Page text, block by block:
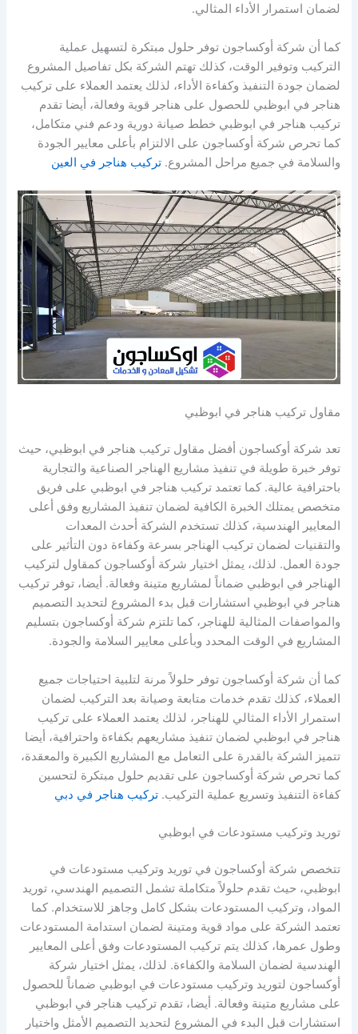
لضمان استمرار الأداء المثالي.
كما أن شركة أوكساجون توفر حلول مبتكرة لتسهيل عملية
التركيب وتوفير الوقت، كذلك تهتم الشركة بكل تفاصيل المشروع
لضمان جودة التنفيذ وكفاءة الأداء، لذلك يعتمد العملاء على تركيب
هناجر في ابوظبي للحصول على هناجر قوية وفعالة، أيضا تقدم
تركيب هناجر في ابوظبي خطط صيانة دورية ودعم فني متكامل،
كما تحرص شركة أوكساجون على الالتزام بأعلى معايير الجودة
والسلامة في جميع مراحل المشروع.تركيب هناجر في العين
مقاول تركيب هناجر في ابوظبي
تعد شركة أوكساجون أفضل مقاول تركيب هناجر في ابوظبي، حيث
توفر خبرة طويلة في تنفيذ مشاريع الهناجر الصناعية والتجارية
باحترافية عالية. كما تعتمد تركيب هناجر في ابوظبي على فريق
متخصص يمتلك الخبرة الكافية لضمان تنفيذ المشاريع وفق أعلى
المعايير الهندسية، كذلك تستخدم الشركة أحدث المعدات
والتقنيات لضمان تركيب الهناجر بسرعة وكفاءة دون التأثير على
جودة العمل. لذلك، يمثل اختيار شركة أوكساجون كمقاول لتركيب
الهناجر في ابوظبي ضماناً لمشاريع متينة وفعالة. أيضا، توفر تركيب
هناجر في ابوظبي استشارات قبل بدء المشروع لتحديد التصميم
والمواصفات المثالية للهناجر، كما تلتزم شركة أوكساجون بتسليم
المشاريع في الوقت المحدد وبأعلى معايير السلامة والجودة.
كما أن شركة أوكساجون توفر حلولاً مرنة لتلبية احتياجات جميع
العملاء، كذلك تقدم خدمات متابعة وصيانة بعد التركيب لضمان
استمرار الأداء المثالي للهناجر، لذلك يعتمد العملاء على تركيب
هناجر في ابوظبي لضمان تنفيذ مشاريعهم بكفاءة واحترافية، أيضا
تتميز الشركة بالقدرة على التعامل مع المشاريع الكبيرة والمعقدة،
كما تحرص شركة أوكساجون على تقديم حلول مبتكرة لتحسين
كفاءة التنفيذ وتسريع عملية التركيب.تركيب هناجر في دبي
توريد وتركيب مستودعات في ابوظبي
تتخصص شركة أوكساجون في توريد وتركيب مستودعات في
ابوظبي، حيث تقدم حلولاً متكاملة تشمل التصميم الهندسي، توريد
المواد، وتركيب المستودعات بشكل كامل وجاهز للاستخدام. كما
تعتمد الشركة على مواد قوية ومتينة لضمان استدامة المستودعات
وطول عمرها، كذلك يتم تركيب المستودعات وفق أعلى المعايير
الهندسية لضمان السلامة والكفاءة. لذلك، يمثل اختيار شركة
أوكساجون لتوريد وتركيب مستودعات في ابوظبي ضماناً للحصول
على مشاريع متينة وفعالة. أيضا، تقدم تركيب هناجر في ابوظبي
استشارات قبل البدء في المشروع لتحديد التصميم الأمثل واختيار